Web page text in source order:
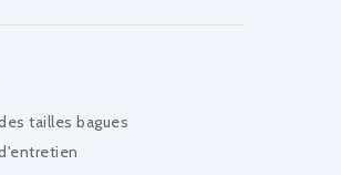
tailles bagues